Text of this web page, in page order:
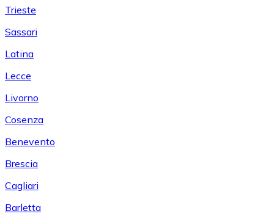
Trieste
Sassari
Latina
Lecce
Livorno
Cosenza
Benevento
Brescia
Cagliari
Barletta